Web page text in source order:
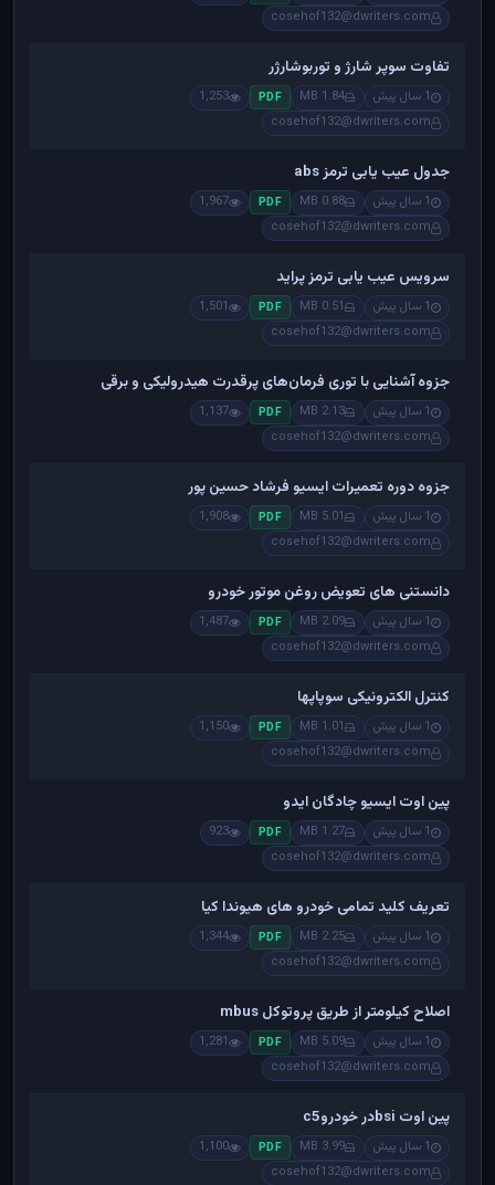
cosehof132@dwriters.com
تفاوت سوپر شارژ و توربوشارژر
1 سال پیش 1.84 MB
PDF
1,253
cosehof132@dwriters.com
جدول عیب یابی ترمز abs
1 سال پیش 0.88 MB
PDF
1,967
cosehof132@dwriters.com
سرویس عیب یابی ترمز پراید
1 سال پیش 0.51 MB
PDF
1,501
cosehof132@dwriters.com
جزوه آشنایی با توری فرمان‌های پرقدرت هیدرولیکی و برقی
1 سال پیش 2.13 MB
PDF
1,137
cosehof132@dwriters.com
جزوه دوره تعمیرات ایسیو فرشاد حسین پور
1 سال پیش 5.01 MB
PDF
1,908
cosehof132@dwriters.com
دانستنی های تعویض روغن موتور خودرو
1 سال پیش 2.09 MB
PDF
1,487
cosehof132@dwriters.com
کنترل الکترونیکی سوپاپها
1 سال پیش 1.01 MB
PDF
1,150
cosehof132@dwriters.com
پین اوت ایسیو چادگان ایدو
1 سال پیش 1.27 MB
PDF
923
cosehof132@dwriters.com
تعریف کلید تمامی خودرو های هیوندا کیا
1 سال پیش 2.25 MB
PDF
1,344
cosehof132@dwriters.com
اصلاح کیلومتر از طریق پروتوکل mbus
1 سال پیش 5.09 MB
PDF
1,281
cosehof132@dwriters.com
پین اوت bsiدر خودروc5
1 سال پیش 3.99 MB
PDF
1,100
cosehof132@dwriters.com